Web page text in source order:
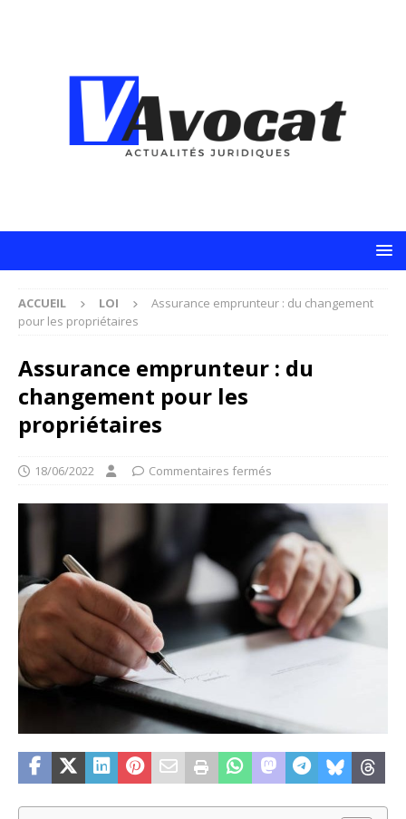
ACCUEIL LOI
Assurance emprunteur : du changement
pour les propriétaires
Assurance emprunteur : du
changement pour les
propriétaires
18/06/2022 Commentaires fermés